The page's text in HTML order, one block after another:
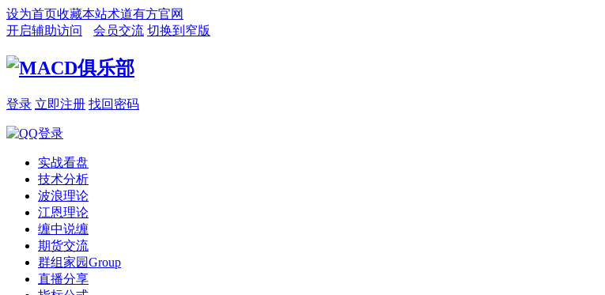
设为首页收藏本站术道有方官网
开启辅助访问
会员交流 切换到窄版
登录 立即注册 找回密码
实战看盘
技术分析
波浪理论
江恩理论
缠中说缠
期货交流
群组家园Group
直播分享